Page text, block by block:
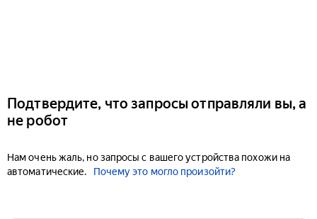
Подтвердите, что запросы отправляли вы, а
не робот
Нам очень жаль, но запросы с вашего устройства похожи на
автоматические.
Почему это могло произойти?